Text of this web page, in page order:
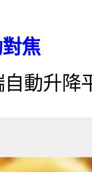
焦
動升降